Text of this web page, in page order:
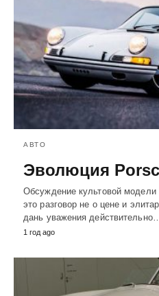
АВТО
Эволюция
Обсуждение культовой
это разговор не о цене и
дань уважения действительно…
1 год ago